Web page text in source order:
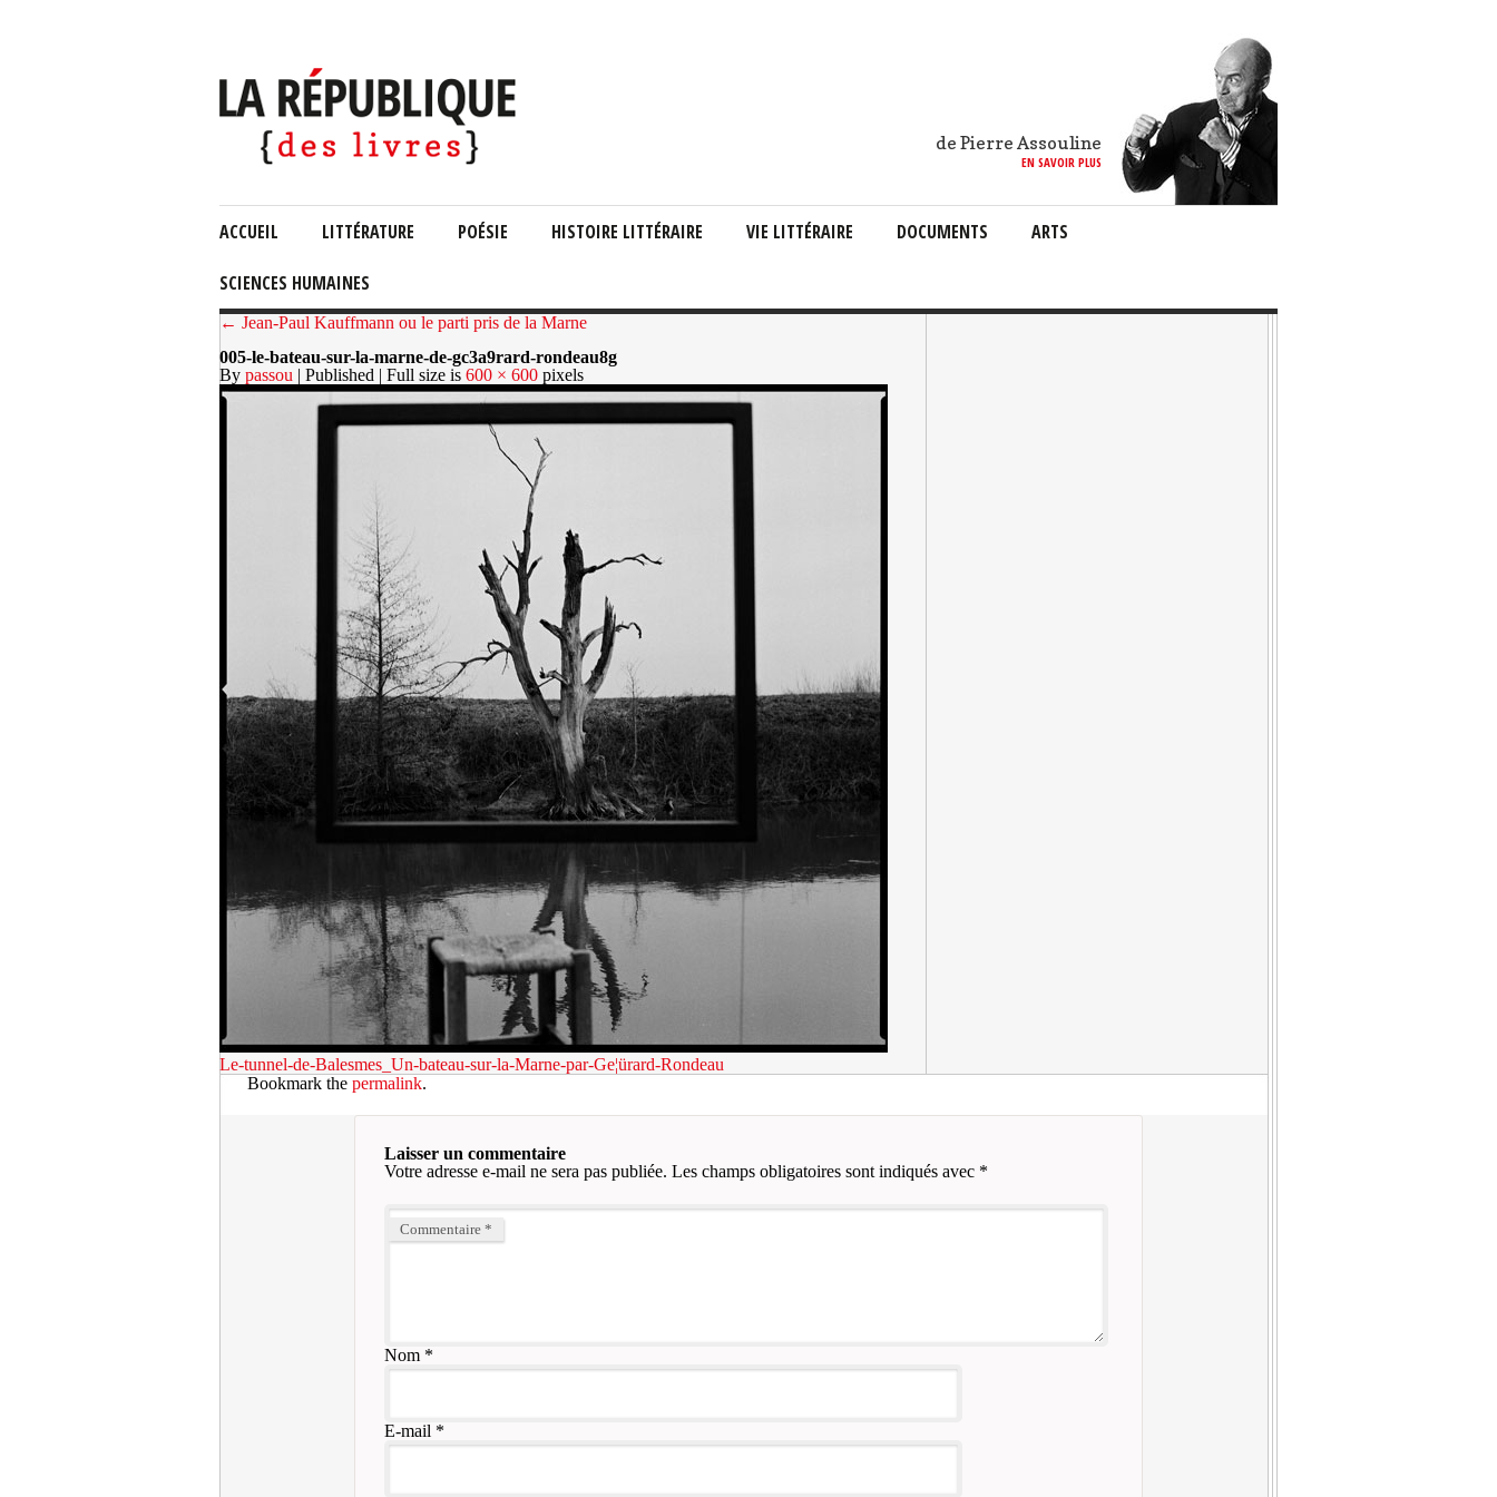
de Pierre Assouline
EN SAVOIR PLUS
ACCUEIL LITTÉRATURE POÉSIE HISTOIRE LITTÉRAIRE VIE LITTÉRAIRE DOCUMENTS ARTS
SCIENCES HUMAINES
← Jean-Paul Kauffmann ou le parti pris de la Marne
005-le-bateau-sur-la-marne-de-gc3a9rard-rondeau8g
By passou | Published | Full size is 600 × 600 pixels
Le-tunnel-de-Balesmes_Un-bateau-sur-la-Marne-par-Ge¦ürard-Rondeau
Bookmark the permalink.
Laisser un commentaire
Votre adresse e-mail ne sera pas publiée. Les champs obligatoires sont indiqués avec *
Commentaire *
Nom*
E-mail *